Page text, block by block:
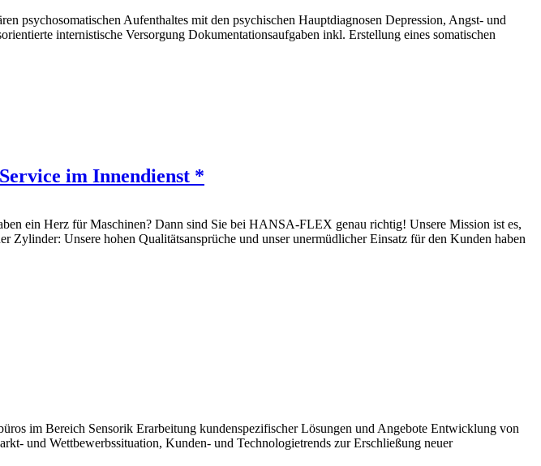
psychosomatischen Aufenthaltes mit den psychischen Hauptdiagnosen Depression, Angst- und
internistische Versorgung Dokumentationsaufgaben inkl. Erstellung eines somatischen
im Innendienst *
ein Herz für Maschinen? Dann sind Sie bei HANSA-FLEX genau richtig! Unsere Mission ist es,
Unsere hohen Qualitätsansprüche und unser unermüdlicher Einsatz für den Kunden haben
im Bereich Sensorik Erarbeitung kundenspezifischer Lösungen und Angebote Entwicklung von
und Wettbewerbssituation, Kunden- und Technologietrends zur Erschließung neuer